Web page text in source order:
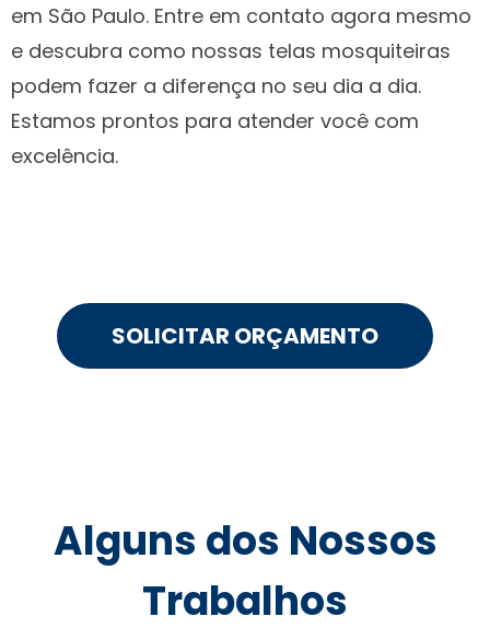
em São Paulo. Entre em contato agora mesmo
e descubra como nossas telas mosquiteiras
podem fazer a diferença no seu dia a dia.
Estamos prontos para atender você com
excelência.
SOLICITAR ORÇAMENTO
Alguns dos Nossos
Trabalhos